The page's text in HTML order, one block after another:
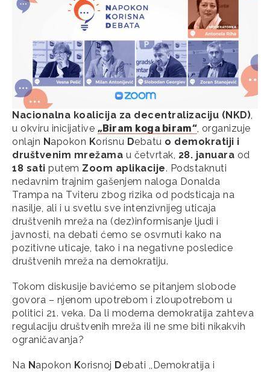
Nacionalna koalicija za decentralizaciju (NKD),
u okviru inicijative „Biram koga biram“, organizuje
onlajn N apokon Korisnu Debatu o demokratiji i
društvenim mrežama u četvrtak, 28. januara od
18 sati putem Zoom aplikacije. Podstaknuti
nedavnim trajnim gašenjem naloga Donalda
Trampa na Tviteru zbog rizika od podsticaja na
nasilje, ali i u svetlu sve intenzivnijeg uticaja
društvenih mreža na (dez)informisanje ljudi i
javnosti, na debati ćemo se osvrnuti kako na
pozitivne uticaje, tako i na negativne posledice
društvenih mreža na demokratiju.
Tokom diskusije bavićemo se pitanjem slobode
govora – njenom upotrebom i zloupotrebom u
politici 21. veka. Da li moderna demokratija zahteva
regulaciju društvenih mreža ili ne sme biti nikakvih
ograničavanja?
Na N apokon Korisnoj Debati ,,Demokratija i